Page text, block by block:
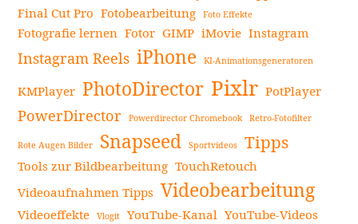
Final Cut Pro Fotobearbeitung Foto Effekte
Fotografie lernen Fotor GIMP iMovie Instagram
Instagram Reels iPhone KI-Animationsgeneratoren
KMPlayer PhotoDirector Pixlr PotPlayer
PowerDirector Powerdirector Chromebook Retro-Fotofilter
Rote Augen Bilder Snapseed Sportvideos Tipps
Tools zur Bildbearbeitung TouchRetouch
Videoaufnahmen Tipps Videobearbeitung
Videoeffekte Vlogit YouTube-Kanal YouTube-Videos